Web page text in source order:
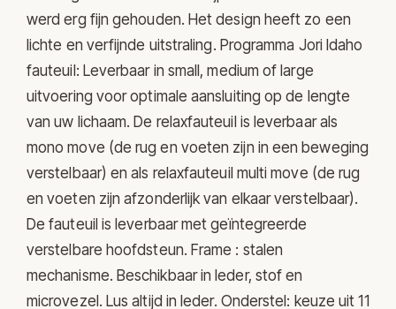
werd erg fijn gehouden. Het design heeft zo een
lichte en verfijnde uitstraling. Programma Jori Idaho
fauteuil: Leverbaar in small, medium of large
uitvoering voor optimale aansluiting op de lengte
van uw lichaam. De relaxfauteuil is leverbaar als
mono move (de rug en voeten zijn in een beweging
verstelbaar) en als relaxfauteuil multi move (de rug
en voeten zijn afzonderlijk van elkaar verstelbaar).
De fauteuil is leverbaar met geïntegreerde
verstelbare hoofdsteun. Frame : stalen
mechanisme. Beschikbaar in leder, stof en
microvezel. Lus altijd in leder. Onderstel: keuze uit 11